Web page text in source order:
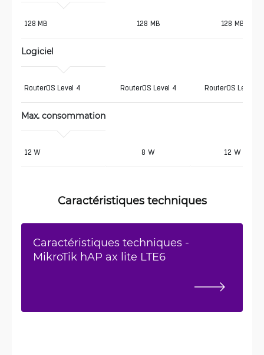
128 MB 128 MB 128 MB
Logiciel
RouterOS Level 4 RouterOS Level 4 RouterOS Level 4
Max. consommation
12 W 8 W 12 W
Caractéristiques techniques
Caractéristiques techniques -
MikroTik hAP ax lite LTE6